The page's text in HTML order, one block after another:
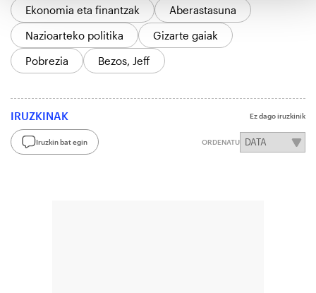
Ekonomia eta finantzak
Aberastasuna
Nazioarteko politika
Gizarte gaiak
Pobrezia
Bezos, Jeff
IRUZKINAK Ez dago iruzkinik
Iruzkin bat egin ORDENATU